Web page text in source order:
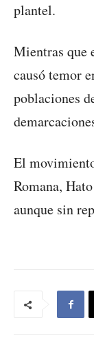
plantel.
Mientras que
causó temor
poblaciones
El
Romana,
aunque sin